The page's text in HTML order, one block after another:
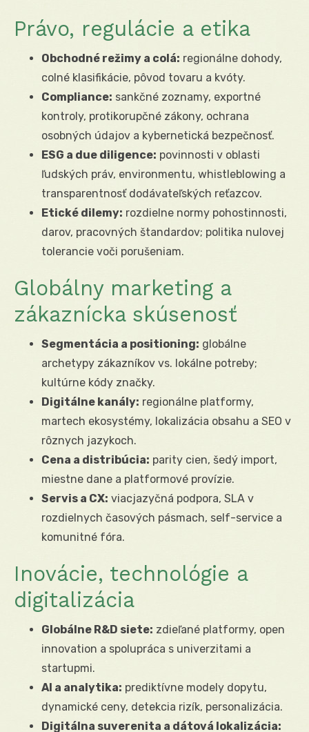
Právo, regulácie a etika
Obchodné režimy a colá: regionálne dohody,
colné klasifikácie, pôvod tovaru a kvóty.
Compliance: sankčné zoznamy, exportné
kontroly, protikorupčné zákony, ochrana
osobných údajov a kybernetická bezpečnosť.
ESG a due diligence: povinnosti v oblasti
ľudských práv, environmentu, whistleblowing a
transparentnosť dodávateľských reťazcov.
Etické dilemy: rozdielne normy pohostinnosti,
darov, pracovných štandardov; politika nulovej
tolerancie voči porušeniam.
Globálny marketing a
zákaznícka skúsenosť
Segmentácia a positioning: globálne
archetypy zákazníkov vs. lokálne potreby;
kultúrne kódy značky.
Digitálne kanály: regionálne platformy,
martech ekosystémy, lokalizácia obsahu a SEO v
rôznych jazykoch.
Cena a distribúcia: parity cien, šedý import,
miestne dane a platformové provízie.
Servis a CX: viacjazyčná podpora, SLA v
rozdielnych časových pásmach, self-service a
komunitné fóra.
Inovácie, technológie a
digitalizácia
Globálne R&D siete: zdieľané platformy, open
innovation a spolupráca s univerzitami a
startupmi.
AI a analytika: prediktívne modely dopytu,
dynamické ceny, detekcia rizík, personalizácia.
Digitálna suverenita a dátová lokalizácia: